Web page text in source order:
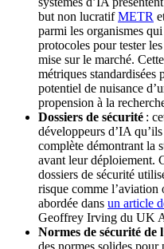
but non lucratifMETR
parmi les organismes
protocoles pour tester
mise sur le marché.
métriques standardisées
potentiel de nuisance
propension à la
Dossiers de sécurité :
développeurs d’IA
complète démontrant la
avant leur déploiement.
dossiers de sécurité
risque comme l’aviation
abordée dans un article
Geoffrey Irving du UK
Normes de sécurité de